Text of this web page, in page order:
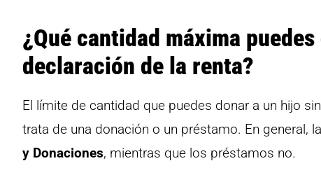
¿Qué cantidad máxima
declaración de la renta?
El límite de cantidad que puedes donar a un hijo
trata de una donación o un préstamo. En general,
y Donaciones, mientras que los préstamos no.